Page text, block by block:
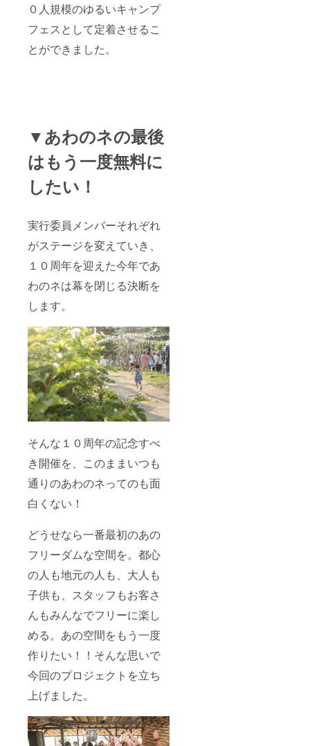
０人規模のゆるいキャンプ
フェスとして定着させるこ
とができました。
▼あわのネの最後
はもう一度無料に
したい！
実行委員メンバーそれぞれ
がステージを変えていき、
１０周年を迎えた今年であ
わのネは幕を閉じる決断を
します。
そんな１０周年の記念すべ
き開催を、このままいつも
通りのあわのネってのも面
白くない！
どうせなら一番最初のあの
フリーダムな空間を。都心
の人も地元の人も、大人も
子供も、スタッフもお客さ
んもみんなでフリーに楽し
める。あの空間をもう一度
作りたい！！そんな思いで
今回のプロジェクトを立ち
上げました。